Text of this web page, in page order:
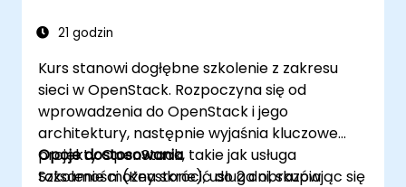
zgodne z celami egzaminu Certified
opartej na warsztatach w żywym
laboratorium OpenStack, uczestnicy
zdobywają umiejętności niezbędne do
pewnego administrowania i dalszego rozwoju
infrastruktur OpenStack w
21 godzin
Kurs stanowi dogłębne szkolenie z zakresu
sieci w OpenStack. Rozpoczyna się od
wprowadzenia do OpenStack i jego
architektury, następnie wyjaśnia kluczowe
projekty OpenStack, takie jak usługa
tożsamości (Keystone), usługa obrazów
Opcje dostosowania
Szkolenie można skrócić do 2 dni, skupiając się